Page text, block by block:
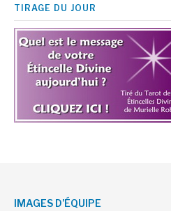
TIRAGE DU JOUR
IMAGES D’ÉQUIPE